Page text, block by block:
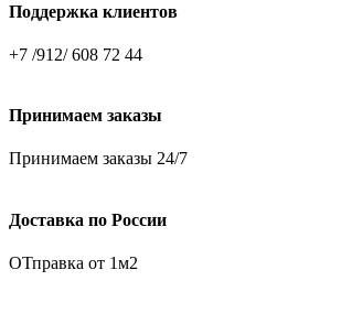
Поддержка клиентов
+7 /912/ 608 72 44
Принимаем заказы
Принимаем заказы 24/7
Доставка по России
ОТправка от 1м2